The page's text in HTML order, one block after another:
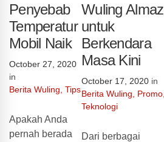
Penyebab
Temperatur
Mobil Naik
October 27, 2020
in
Berita Wuling Tips
Apakah Anda
pernah berada
Wuling Almaz
untuk
Berkendara
Masa Kini
October 17, 2020 in
Berita Wuling
Promo
Teknologi
Dari berbagai